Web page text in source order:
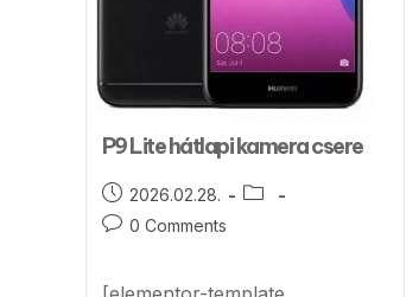
P9 Lite hátlapi kamera csere
2026.02.28.
0 Comments